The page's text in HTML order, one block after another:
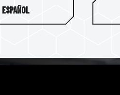
Español